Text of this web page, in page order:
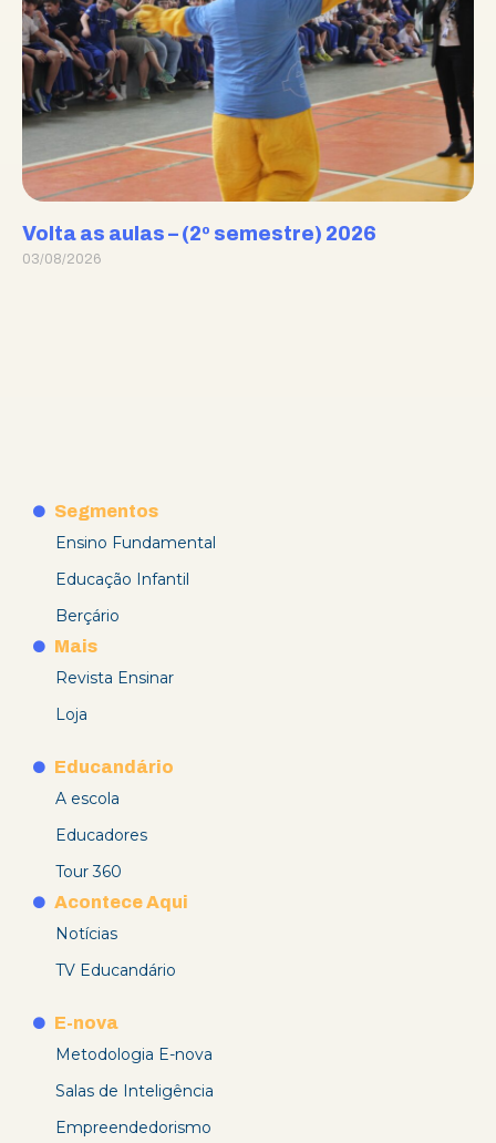
Volta as aulas – (2º semestre) 2026
03/08/2026
Segmentos
Ensino Fundamental
Educação Infantil
Berçário
Mais
Revista Ensinar
Loja
Educandário
A escola
Educadores
Tour 360
Acontece Aqui
Notícias
TV Educandário
E-nova
Metodologia E-nova
Salas de Inteligência
Empreendedorismo